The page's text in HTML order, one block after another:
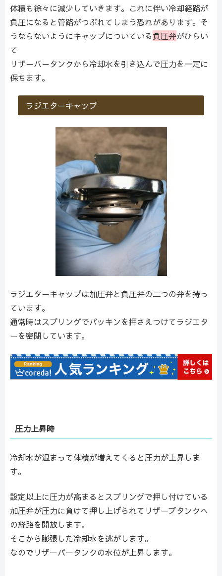
体積も徐々に減少していきます。これに伴い冷却経路が
負圧になると管路がつぶれてしまう恐れがあります。そ
うならないようにキャップについている負圧弁がひらい
て
リザーバータンクから冷却水を引き込んで圧力を一定に
保ちます。
ラジエターキャップ
ラジエターキャップは加圧弁と負圧弁の二つの弁を持っ
ています。
通常時はスプリングでパッキンを押さえつけてラジエタ
ーを密閉しています。
圧力上昇時
冷却水が温まって体積が増えてくると圧力が上昇しま
す。
設定以上に圧力が高まるとスプリングで押し付けている
加圧弁が圧力に負けて押し上げられてリザーブタンクへ
の経路を開放します。
そこから膨張した冷却水を逃がします。
なのでリザーバータンクの水位が上昇します。